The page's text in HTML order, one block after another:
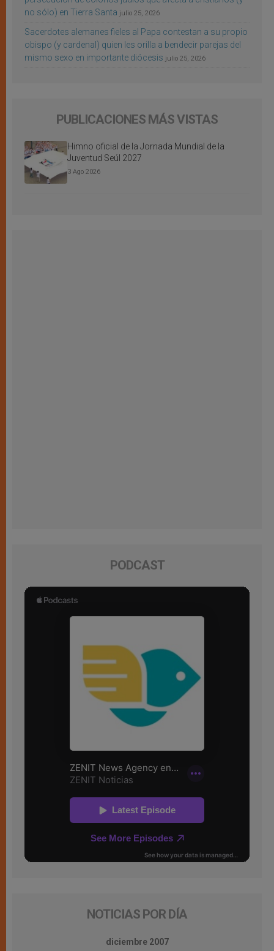
no sólo) en Tierra Santa julio 25, 2026
Sacerdotes alemanes fieles al Papa contestan a su propio
obispo (y cardenal) quien les orilla a bendecir parejas del
mismo sexo en importante diócesis julio 25, 2026
PUBLICACIONES MÁS VISTAS
Himno oficial de la Jornada Mundial de la
Juventud Seúl 2027
3 Ago 2026
PODCAST
NOTICIAS POR DÍA
diciembre 2007